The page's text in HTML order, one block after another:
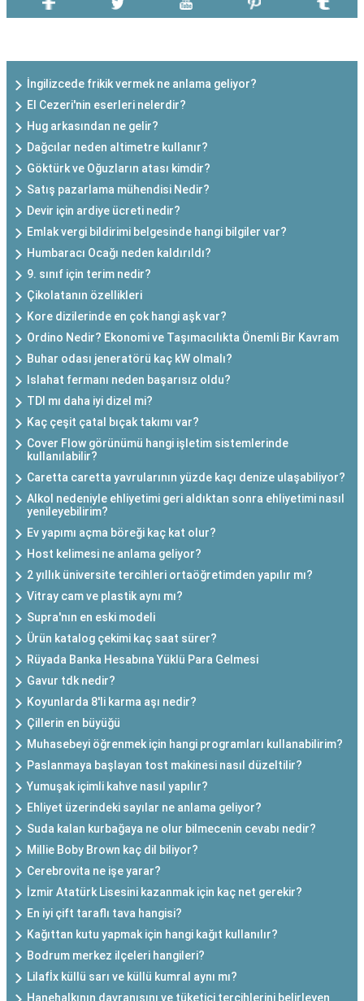
İngilizcede frikik vermek ne anlama geliyor?
El Cezeri'nin eserleri nelerdir?
Hug arkasından ne gelir?
Dağcılar neden altimetre kullanır?
Göktürk ve Oğuzların atası kimdir?
Satış pazarlama mühendisi Nedir?
Devir için ardiye ücreti nedir?
Emlak vergi bildirimi belgesinde hangi bilgiler var?
Humbaracı Ocağı neden kaldırıldı?
9. sınıf için terim nedir?
Çikolatanın özellikleri
Kore dizilerinde en çok hangi aşk var?
Ordino Nedir? Ekonomi ve Taşımacılıkta Önemli Bir Kavram
Buhar odası jeneratörü kaç kW olmalı?
Islahat fermanı neden başarısız oldu?
TDI mı daha iyi dizel mi?
Kaç çeşit çatal bıçak takımı var?
Cover Flow görünümü hangi işletim sistemlerinde
kullanılabilir?
Caretta caretta yavrularının yüzde kaçı denize ulaşabiliyor?
Alkol nedeniyle ehliyetimi geri aldıktan sonra ehliyetimi nasıl
yenileyebilirim?
Ev yapımı açma böreği kaç kat olur?
Host kelimesi ne anlama geliyor?
2 yıllık üniversite tercihleri ortaöğretimden yapılır mı?
Vitray cam ve plastik aynı mı?
Supra'nın en eski modeli
Ürün katalog çekimi kaç saat sürer?
Rüyada Banka Hesabına Yüklü Para Gelmesi
Gavur tdk nedir?
Koyunlarda 8'li karma aşı nedir?
Çillerin en büyüğü
Muhasebeyi öğrenmek için hangi programları kullanabilirim?
Paslanmaya başlayan tost makinesi nasıl düzeltilir?
Yumuşak içimli kahve nasıl yapılır?
Ehliyet üzerindeki sayılar ne anlama geliyor?
Suda kalan kurbağaya ne olur bilmecenin cevabı nedir?
Millie Boby Brown kaç dil biliyor?
Cerebrovita ne işe yarar?
İzmir Atatürk Lisesini kazanmak için kaç net gerekir?
En iyi çift taraflı tava hangisi?
Kağıttan kutu yapmak için hangi kağıt kullanılır?
Bodrum merkez ilçeleri hangileri?
Lilafİx küllü sarı ve küllü kumral aynı mı?
Hanehalkının davranışını ve tüketici tercihlerini belirleyen